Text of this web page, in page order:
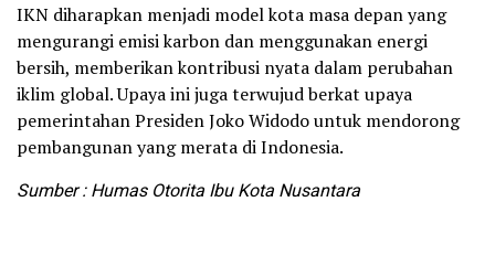
IKN diharapkan menjadi model kota masa depan yang
mengurangi emisi karbon dan menggunakan energi
bersih, memberikan kontribusi nyata dalam perubahan
iklim global. Upaya ini juga terwujud berkat upaya
pemerintahan Presiden Joko Widodo untuk mendorong
pembangunan yang merata di Indonesia.
Sumber : Humas Otorita Ibu Kota Nusantara